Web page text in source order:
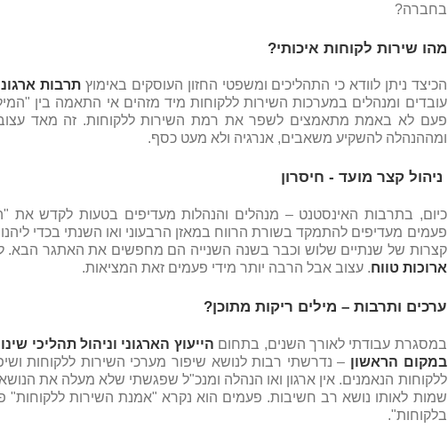
בחברה?
מהו שירות לקוחות איכותי?
הכיצד ניתן לוודא כי התהליכים ומשפטי החזון העוסקים באימוץ תרבות
עובדים ומנהלים במערכות השירות ללקוחות מיד מזהים אי התאמה בין
פעם לא באמת מתאמצים לשפר את רמת השירות ללקוחות. זה מאד
ומההנהלה להשקיע משאבים, אנרגיה ולא מעט כסף.
ניהול קצר מועד - חיסרון
כיום, בתרבות האינסטנט – מנהלים והנהלות מעדיפים בטעות לקדש את
פעמים מעדיפים להתמקד בשורת הרווח במאזן הרבעוני ואו השנתי בכדי
קצרות של שנתיים שלוש וכבר בשנה השנייה הם מחפשים את האתגר הבא.
ארוכות טווח. עצוב אבל הרבה יותר מידי פעמים זאת המציאות.
ערכים ותרבות – מילים ריקות מתוכן?
במסגרת עבודתי לאורך השנים, בתחום הייעוץ הארגוני וניהול תהליכי
במקום הראשון – נדרשתי רבות לנושא שיפור מערכי השירות ללקוחות
ללקוחות הנאמנים. אין ארגון ואו הנהלה ומנכ"ל שפגשתי שלא מעלה את
שמות לאותו נושא רב חשיבות. פעמים הוא נקרא "אמנת השירות ללקוחות"
בלקוחות".